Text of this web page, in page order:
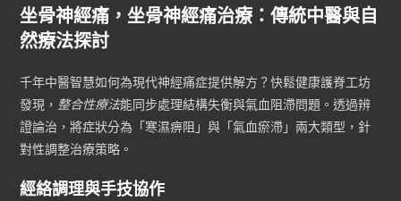
坐骨神經痛，坐骨神經痛治療：傳統中醫與自
然療法探討
千年中醫智慧如何為現代神經痛症提供解方？快鬆健康護脊工坊
發現， 整合性療法能同步處理結構失衡與氣血阻滯問題。透過辨
證論治，將症狀分為「寒濕痹阻」與「氣血瘀滯」兩大類型，針
對性調整治療策略。
經絡調理與手技協作